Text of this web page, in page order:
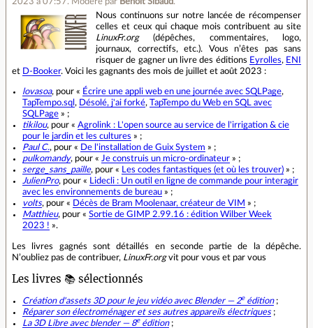
Nous continuons sur notre lancée de récompenser
celles et ceux qui chaque mois contribuent au site
LinuxFr.org(dépêches, commentaires, logo,
journaux, correctifs, etc.). Vous n’êtes pas sans
risquer de gagner un livre des éditions Eyrolles, ENI
et
D-Booker. Voici les gagnants des mois de juillet et août 2023 :
lovasoa, pour « Écrire une appli web en une journée avec SQLPage,
TapTempo.sql , Désolé, j'ai forké, TapTempo du Web en SQL avec
SQLPage » ;
tikilou, pour « Agrolink : L'open source au service de l'irrigation & cie
pour le jardin et les cultures » ;
Paul C., pour « De l'installation de Guix System » ;
pulkomandy, pour « Je construis un micro-ordinateur » ;
serge_sans_paille, pour « Les codes fantastiques (et où les trouver) » ;
JulienPro, pour «
Lidecli : Un outil en ligne de commande pour interagir
avec les environnements de bureau » ;
volts, pour « Décès de Bram Moolenaar, créateur de VIM » ;
Matthieu, pour « Sortie de GIMP 2.99.16 : édition Wilber Week
2023 ! ».
Les livres gagnés sont détaillés en seconde partie de la dépêche.
N’oubliez pas de contribuer, LinuxFr.orgvit pour vous et par vous
Les livres 📚 sélectionnés
Création d'assets 3D pour le jeu vidéo avec Blender — 2eédition;
Réparer son électroménager et ses autres appareils électriques;
La 3D Libre avec blender — 8eédition;